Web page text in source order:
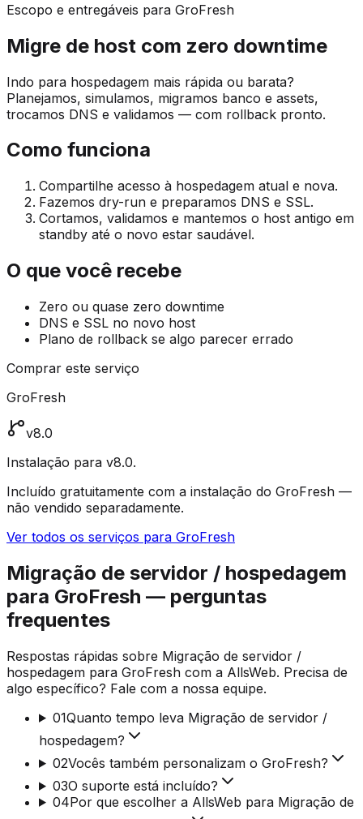
Escopo e entregáveis para GroFresh
Migre de host com zero downtime
Indo para hospedagem mais rápida ou barata?
Planejamos, simulamos, migramos banco e assets,
trocamos DNS e validamos — com rollback pronto.
Como funciona
Compartilhe acesso à hospedagem atual e nova.
Fazemos dry-run e preparamos DNS e SSL.
Cortamos, validamos e mantemos o host antigo em
standby até o novo estar saudável.
O que você recebe
Zero ou quase zero downtime
DNS e SSL no novo host
Plano de rollback se algo parecer errado
Comprar este serviço
GroFresh
v8.0
Instalação para v8.0.
Incluído gratuitamente com a instalação do GroFresh —
não vendido separadamente.
Ver todos os serviços para GroFresh
Migração de servidor / hospedagem
para GroFresh — perguntas
frequentes
Respostas rápidas sobre Migração de servidor /
hospedagem para GroFresh com a AllsWeb. Precisa de
algo específico? Fale com a nossa equipe.
01Quanto tempo leva Migração de servidor /
hospedagem?
02Vocês também personalizam o GroFresh?
03O suporte está incluído?
04Por que escolher a AllsWeb para Migração de